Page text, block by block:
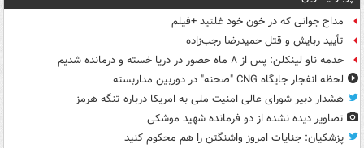
مداح جوانی که در خون خود غلتید +فیلم
تأیید ربایش و قتل حمیدرضا رجب‌زاده
خدمه ناو لینکلن: پس از ۸ ماه حضور در دریا خسته و درمانده‌ شدیم
لحظه انفجار جایگاه CNG "صحنه" در دوربین مداربسته
هشدار دبیر شورای عالی امنیت ملی به امریکا درباره تنگه هرمز
تصاویر دیده‌ نشده از دو فرمانده شهید موشکی
پزشکیان: جنایات امروز واشنگتن را هم محکوم کنید